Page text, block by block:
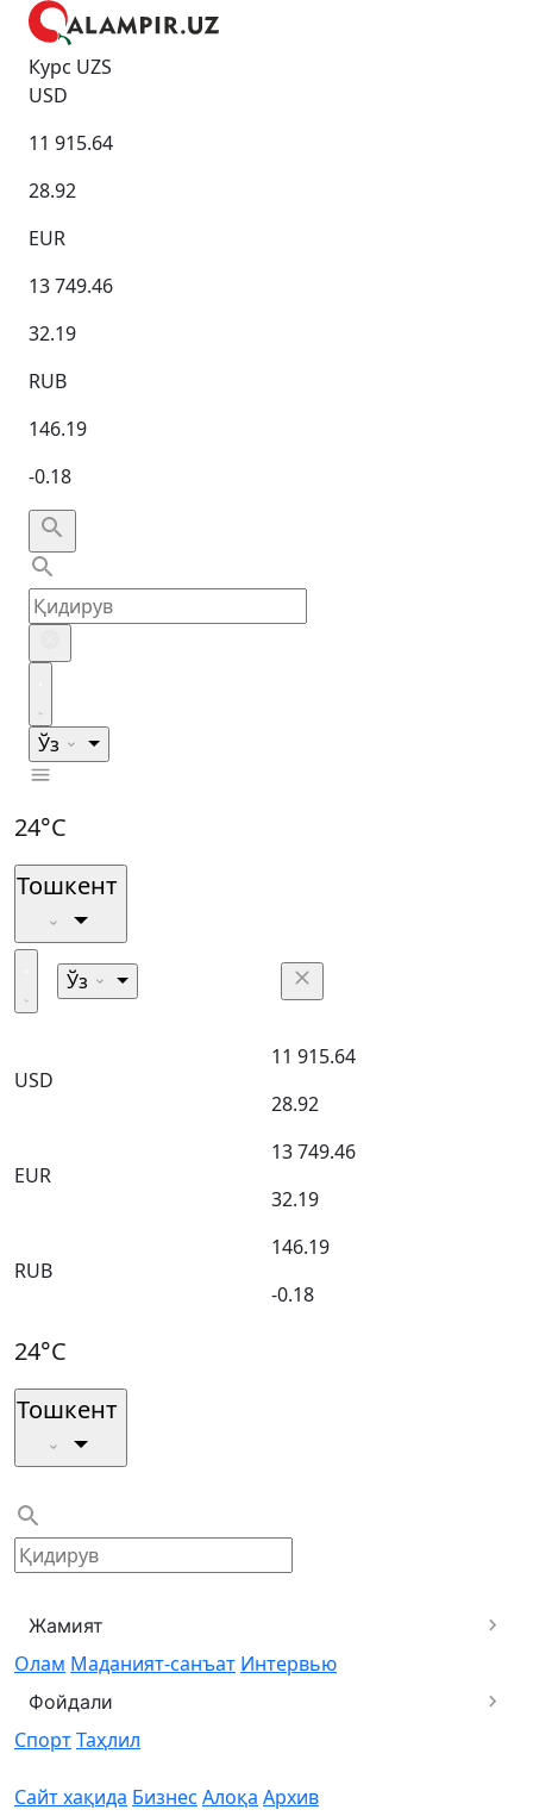
Курс UZS
USD
11 915.64
28.92
EUR
13 749.46
32.19
RUB
146.19
-0.18
Ўз
24°C
Тошкент
Ўз
USD
11 915.64
28.92
EUR
13 749.46
32.19
RUB
146.19
-0.18
24°C
Тошкент
Жамият
Олам Маданият-санъат Интервью
Фойдали
СпортТаҳлил
Сайт хақида Бизнес Алоқа Архив